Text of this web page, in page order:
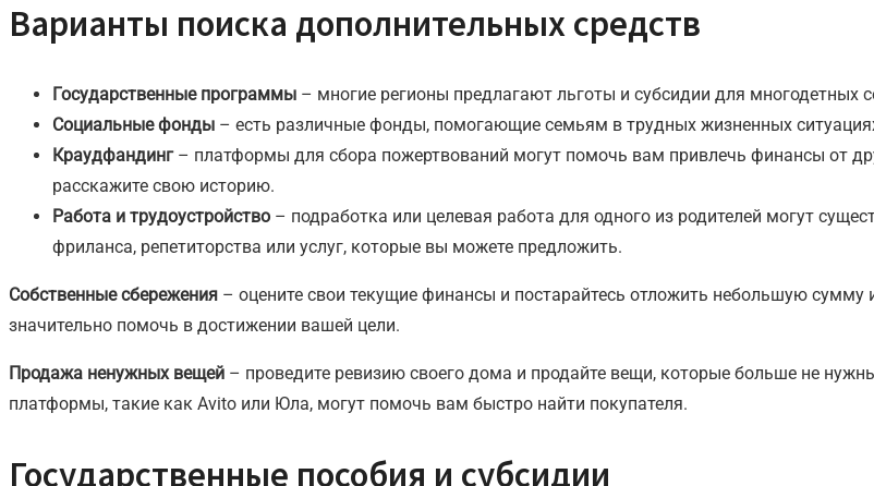
Варианты поиска дополнительных средств
Государственные программы – многие регионы предлагают льготы и субсидии для
Cоциальные фонды – есть различные фонды, помогающие семьям в трудных жизненных
Краудфандинг– платформы для сбора пожертвований могут помочь вам привлечь финансы от
расскажите свою историю.
Работа и трудоустройство – подработка или целевая работа для одного из родителей могут
фриланса, репетиторства или услуг, которые вы можете предложить.
Собственные сбережения – оцените свои текущие финансы и постарайтесь отложить небольшую
значительно помочь в достижении вашей цели.
Продажа ненужных вещей – проведите ревизию своего дома и продайте вещи, которые больше не
платформы, такие как Avito или Юла, могут помочь вам быстро найти покупателя.
Государственные пособия и субсидии